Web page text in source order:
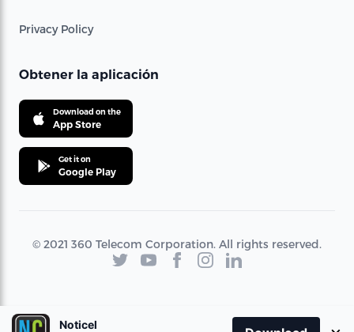
Privacy Policy
Obtener la aplicación
Download on the
App Store
Get it on
Google Play
© 2021 360 Telecom Corporation. All rights reserved.
Noticel